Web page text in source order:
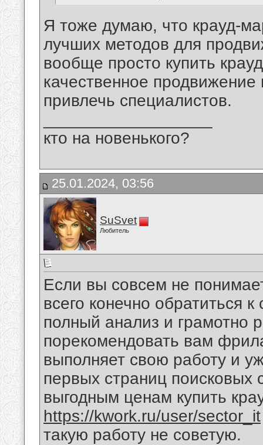
Я тоже думаю, что крауд-
лучших методов для
вообще просто купить
качественное
привлечь специалистов.
кто на новенького?
25.01.2024, 03:56
SuSvet
Любитель
Если вы совсем не
всего конечно обратиться
полный анализ и грамотно
порекомендовать вам
выполняет свою работу и
первых страниц
выгодным ценам купить
https://kwork.ru/user/sector_it
такую работу не советую.